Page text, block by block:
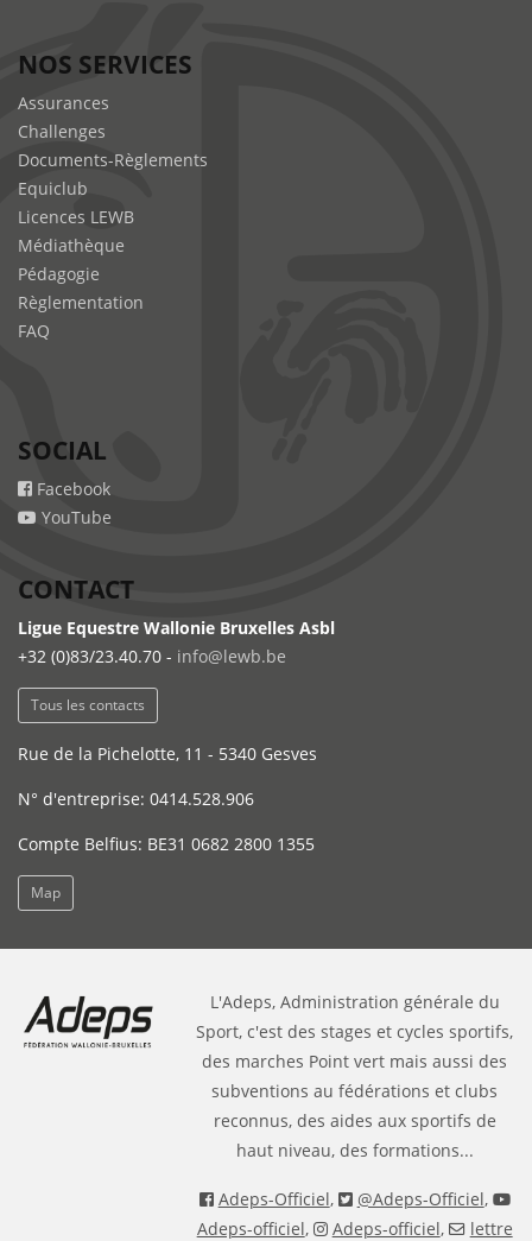
NOS SERVICES
Assurances
Challenges
Documents-Règlements
Equiclub
Licences LEWB
Médiathèque
Pédagogie
Règlementation
FAQ
SOCIAL
Facebook
YouTube
CONTACT
Ligue Equestre Wallonie Bruxelles Asbl
+32 (0)83/23.40.70 - info@lewb.be
Tous les contacts
Rue de la Pichelotte, 11 - 5340 Gesves
N° d'entreprise: 0414.528.906
Compte Belfius: BE31 0682 2800 1355
Map
L'Adeps, Administration générale du
Sport, c'est des stages et cycles sportifs,
des marches Point vert mais aussi des
subventions au fédérations et clubs
reconnus, des aides aux sportifs de
haut niveau, des formations...
Adeps-Officiel, @Adeps-Officiel,
Adeps-officiel, Adeps-officiel,
lettre